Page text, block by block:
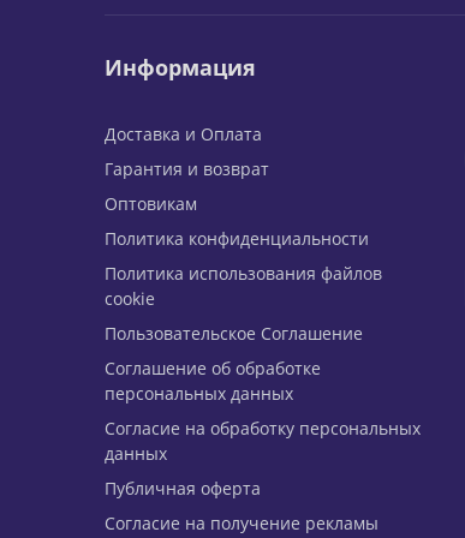
Информация
Доставка и Оплата
Гарантия и возврат
Оптовикам
Политика конфиденциальности
Политика использования файлов
cookie
Пользовательское Соглашение
Соглашение об обработке
персональных данных
Согласие на обработку персональных
данных
Публичная оферта
Согласие на получение рекламы